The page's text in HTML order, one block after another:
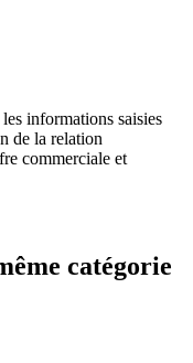
informations saisies
de la relation
commerciale et
catégorie